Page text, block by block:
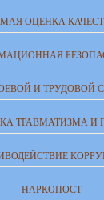
ОЦЕНКА
И ТРУДОВОЙ
ТРАВМАТИЗМА И
НАРКОПОСТ